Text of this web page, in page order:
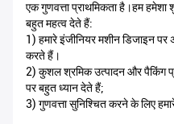
एक गुणवत्ता प्राथमिकता है।हम
बहुत महत्व देते हैं:
1) हमारे इंजीनियर मशीन डिजाइन
करते हैं।
2) कुशल श्रमिक उत्पादन और पैकिंग
पर बहुत ध्यान देते हैं;
3) गुणवत्ता सुनिश्चित करने के लिए